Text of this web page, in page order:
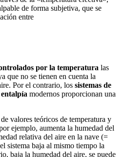
de forma subjetiva, que se
entre
por la temperatura las
que no se tienen en cuenta la
Por el contrario, los sistemas de
modernos proporcionan una
valores teóricos de temperatura y
ejemplo, aumenta la humedad del
relativa del aire en la nave (=
sistema baja al mismo tiempo la
baja la humedad del aire, se puede